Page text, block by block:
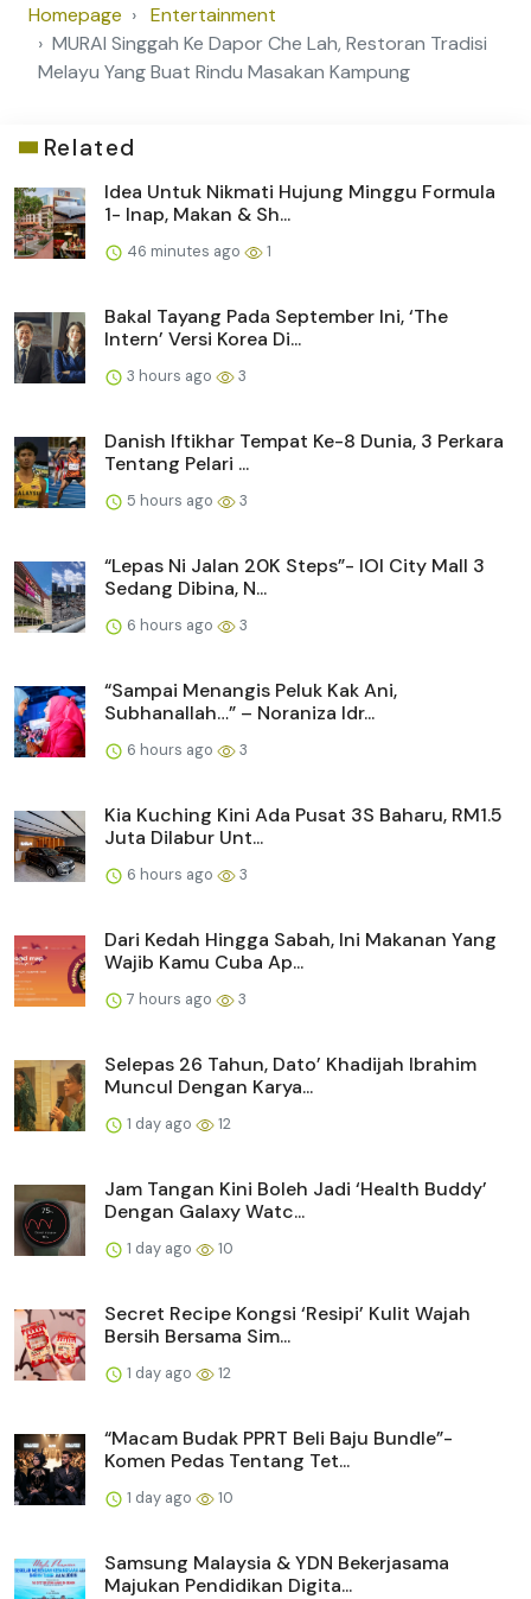
Homepage
Entertainment
MURAI Singgah Ke Dapor Che Lah, Restoran Tradisi
Melayu Yang Buat Rindu Masakan Kampung
Related
Idea Untuk Nikmati Hujung Minggu Formula
1- Inap, Makan & Sh...
46 minutes ago 1
Bakal Tayang Pada September Ini, ‘The
Intern’ Versi Korea Di...
3 hours ago 3
Danish Iftikhar Tempat Ke-8 Dunia, 3 Perkara
Tentang Pelari ...
5 hours ago 3
“Lepas Ni Jalan 20K Steps”- IOI City Mall 3
Sedang Dibina, N...
6 hours ago 3
“Sampai Menangis Peluk Kak Ani,
Subhanallah…” – Noraniza Idr...
6 hours ago 3
Kia Kuching Kini Ada Pusat 3S Baharu, RM1.5
Juta Dilabur Unt...
6 hours ago 3
Dari Kedah Hingga Sabah, Ini Makanan Yang
Wajib Kamu Cuba Ap...
7 hours ago 3
Selepas 26 Tahun, Dato’ Khadijah Ibrahim
Muncul Dengan Karya...
1 day ago 12
Jam Tangan Kini Boleh Jadi ‘Health Buddy’
Dengan Galaxy Watc...
1 day ago 10
Secret Recipe Kongsi ‘Resipi’ Kulit Wajah
Bersih Bersama Sim...
1 day ago 12
“Macam Budak PPRT Beli Baju Bundle”-
Komen Pedas Tentang Tet...
1 day ago 10
Samsung Malaysia & YDN Bekerjasama
Majukan Pendidikan Digita...